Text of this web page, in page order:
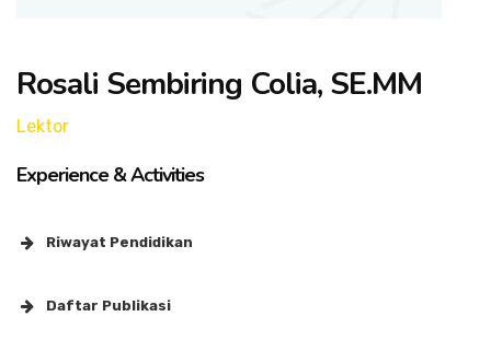
Rosali Sembiring Colia, SE.MM
Lektor
Experience & Activities
Riwayat Pendidikan
S1 – Manajemen, Universitas Jambi
Daftar Publikasi